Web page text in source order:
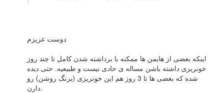
دوست عزیزم
اینکه بعضی از هایمن ها ممکنه با برداشته شدن کامل تا چند روز
خونریزی داشته باشن مساله ی حادی نیست و طبیعیه. حتی دیده
شده که بعضی ها تا 3 روز هم این خونریزی (برنگ روشن) رو
دارن.